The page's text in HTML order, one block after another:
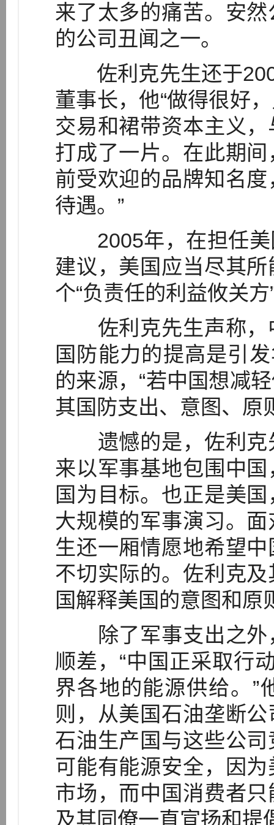
来了太多的痛苦。安
的公司丑闻之一。
佐利克先生还于
董事长，他“做得很好
交易和裙带资本主义
打成了一片。在此期
前受欢迎的品牌知名
待遇。”
2005年，在担任美
建议，美国应当尽其
个“负责任的利益攸关方
佐利克先生声称，
国防能力的提高是引
的来源，“若中国想减
其国防支出、意图、原
遗憾的是，佐利克
来以军事基地包围中
国为目标。也正是美
大规模的军事演习。
生还一厢情愿地希望
不切实际的。佐利克
国解释美国的意图和原
除了军事支出之外
顺差，“中国正采取行
界各地的能源供给。”
则，从美国石油垄断
石油生产国与这些公
可能有能源安全，因
市场，而中国消费者
及其同僚一直宣扬和提